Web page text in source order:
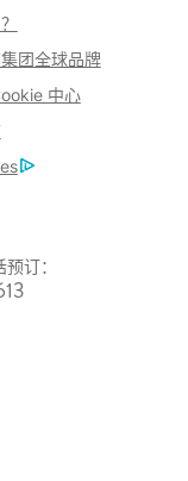
团全球品牌
中心
订：